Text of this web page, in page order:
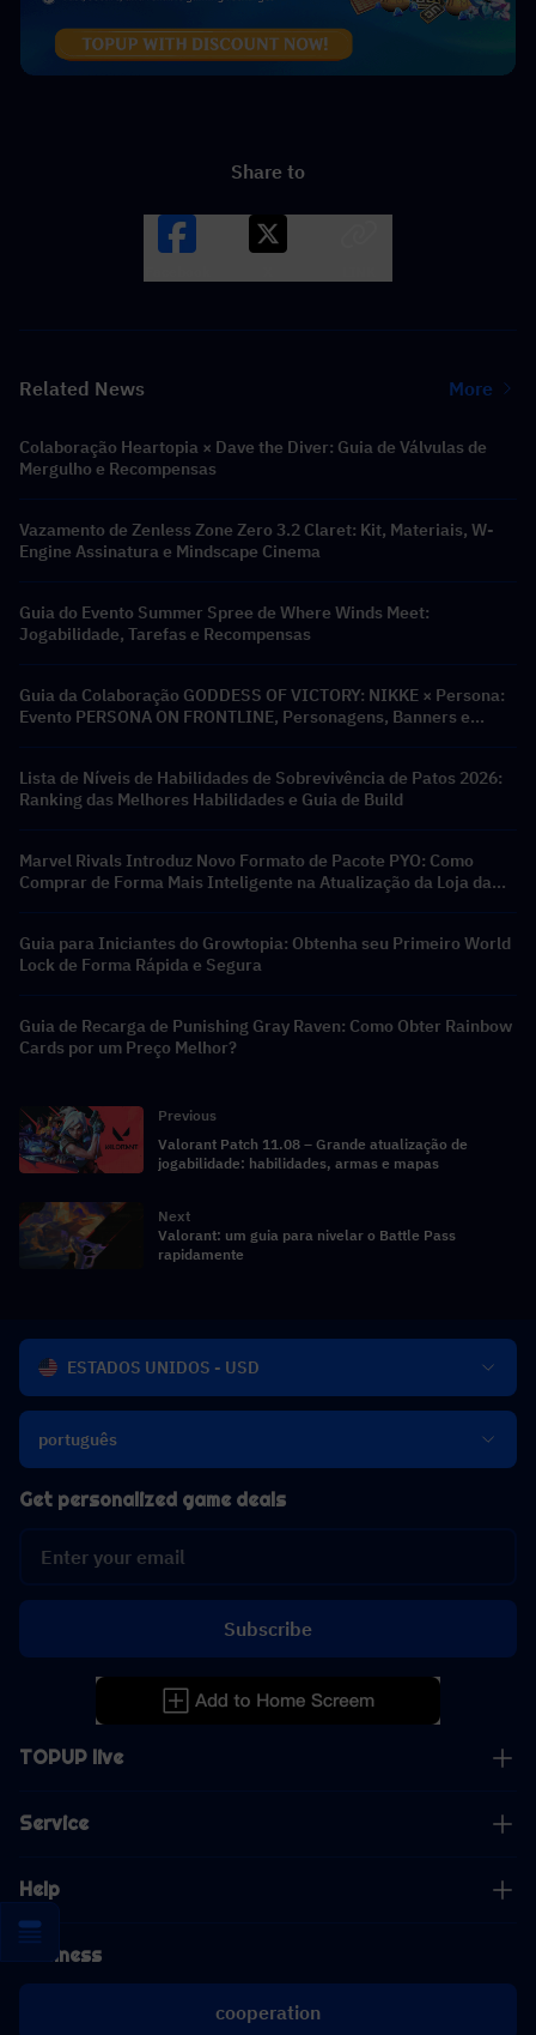
Share to
Related News More
Colaboração Heartopia × Dave the Diver: Guia de Válvulas de
Mergulho e Recompensas
Vazamento de Zenless Zone Zero 3.2 Claret: Kit, Materiais, W-
Engine Assinatura e Mindscape Cinema
Guia do Evento Summer Spree de Where Winds Meet:
Jogabilidade, Tarefas e Recompensas
Guia da Colaboração GODDESS OF VICTORY: NIKKE × Persona:
Evento PERSONA ON FRONTLINE, Personagens, Banners e
Lista de Níveis de Habilidades de Sobrevivência de Patos 2026:
Ranking das Melhores Habilidades e Guia de Build
Marvel Rivals Introduz Novo Formato de Pacote PYO: Como
Comprar de Forma Mais Inteligente na Atualização da Loja da
Guia para Iniciantes do Growtopia: Obtenha seu Primeiro World
Lock de Forma Rápida e Segura
Guia de Recarga de Punishing Gray Raven: Como Obter Rainbow
Cards por um Preço Melhor?
Previous
Valorant Patch 11.08 – Grande atualização de
jogabilidade: habilidades, armas e mapas
Next
Valorant: um guia para nivelar o Battle Pass
rapidamente
ESTADOS UNIDOS - USD
português
TOPUP live
Service
Help
Business
cooperation
Get personalized game deals
Subscribe